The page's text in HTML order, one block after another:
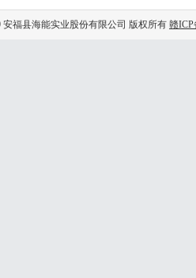
安福县海能实业股份有限公司 版权所有 赣ICP